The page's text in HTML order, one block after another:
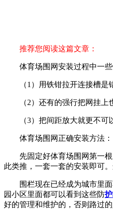
推荐您阅读这篇文章：
体育场围网安装过程中一些
（1）用铁钳拉开连接槽
（2）还有的强行把网挂上
（3）把间距放大就更不
体育场围网正确安装方法：
先固定好体育场围网第一
此类推，一套一套的安装即可
围栏现在已经成为城市里
园小区里面都可以看到这些防
好的管理和维护的，否则路过